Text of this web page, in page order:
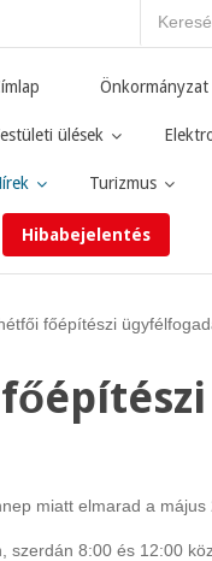
Önkormányzat
ülések
Turizmus
Hibabejelentés
főépítészi
miatt elmarad a
8:00 és 12:00